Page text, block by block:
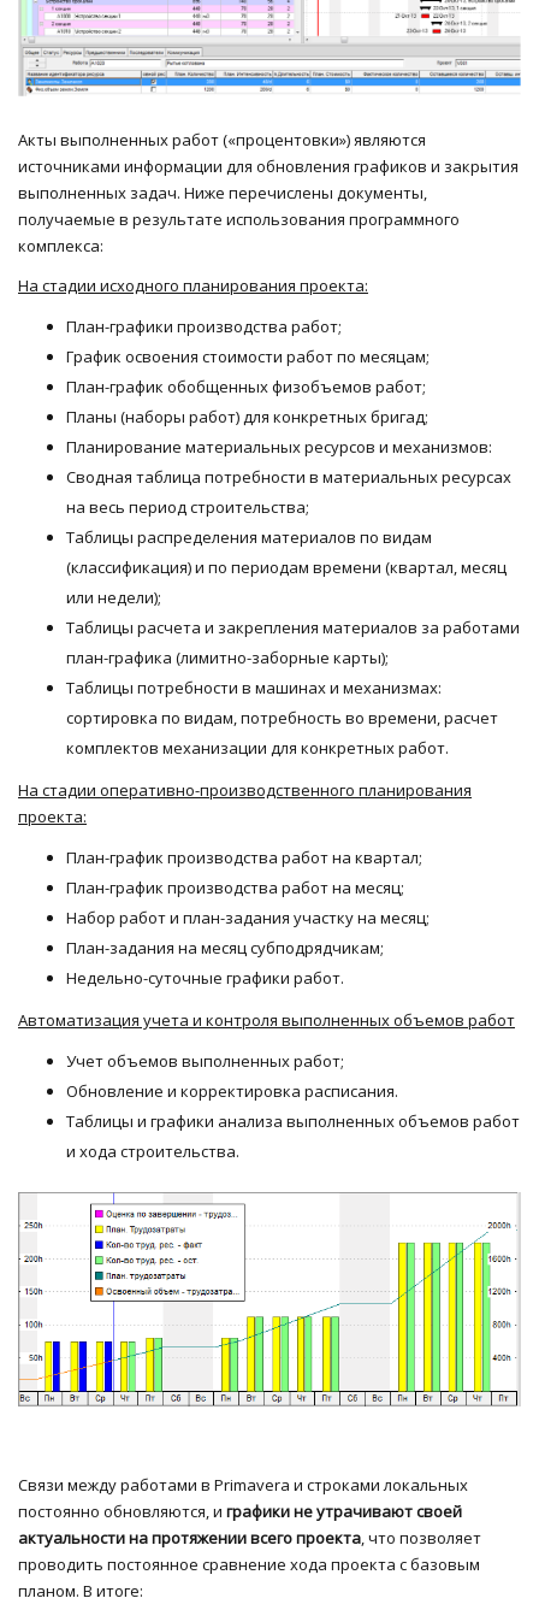
Акты выполненных работ («процентовки») являются
источниками информации для обновления графиков и закрытия
выполненных задач. Ниже перечислены документы,
получаемые в результате использования программного
комплекса:
На стадии исходного планирования проекта:
План-графики производства работ;
График освоения стоимости работ по месяцам;
План-график обобщенных физобъемов работ;
Планы (наборы работ) для конкретных бригад;
Планирование материальных ресурсов и механизмов:
Сводная таблица потребности в материальных ресурсах
на весь период строительства;
Таблицы распределения материалов по видам
(классификация) и по периодам времени (квартал, месяц
или недели);
Таблицы расчета и закрепления материалов за работами
план-графика (лимитно-заборные карты);
Таблицы потребности в машинах и механизмах:
сортировка по видам, потребность во времени, расчет
комплектов механизации для конкретных работ.
На стадии оперативно-производственного планирования
проекта:
План-график производства работ на квартал;
План-график производства работ на месяц;
Набор работ и план-задания участку на месяц;
План-задания на месяц субподрядчикам;
Недельно-суточные графики работ.
Автоматизация учета и контроля выполненных объемов работ
Учет объемов выполненных работ;
Обновление и корректировка расписания.
Таблицы и графики анализа выполненных объемов работ
и хода строительства.
Связи между работами в Primavera и строками локальных
постоянно обновляются, и графики не утрачивают своей
актуальности на протяжении всего проекта, что позволяет
проводить постоянное сравнение хода проекта с базовым
планом. В итоге: